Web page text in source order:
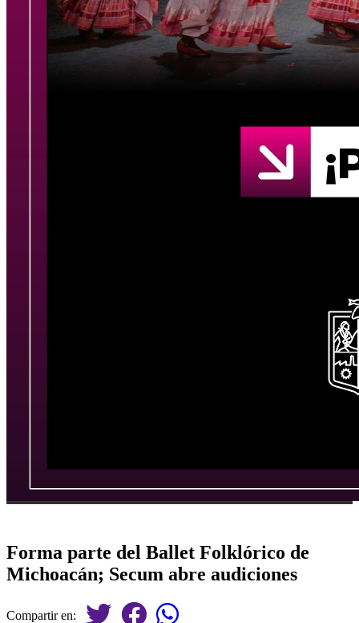
Forma parte del Ballet Folklórico de
Michoacán; Secum abre audiciones
Compartir en: